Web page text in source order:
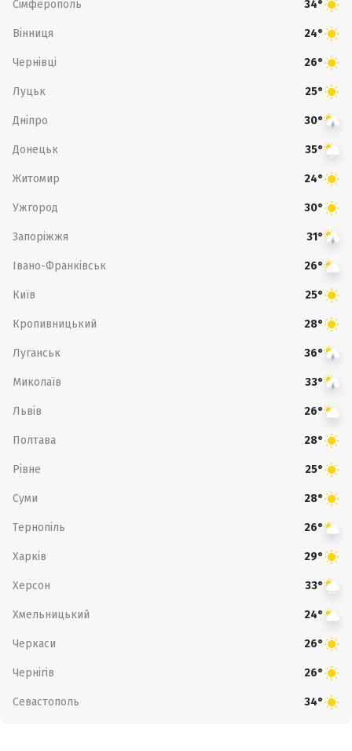
Сімферополь 34°
Вінниця 24°
Чернівці 26°
Луцьк 25°
Дніпро 30°
Донецьк 35°
Житомир 24°
Ужгород 30°
Запоріжжя 31°
Івано-Франківськ 26°
Київ 25°
Кропивницький 28°
Луганськ 36°
Миколаїв 33°
Львів 26°
Полтава 28°
Рівне 25°
Суми 28°
Тернопіль 26°
Харків 29°
Херсон 33°
Хмельницький 24°
Черкаси 26°
Чернігів 26°
Севастополь 34°